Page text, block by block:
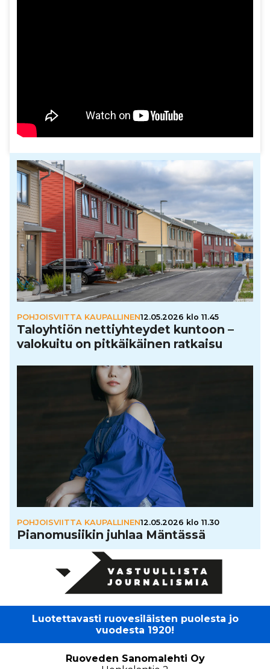
POHJOISVIITTA KAUPALLINEN12.05.2026 klo 11.45
Talo­yh­tiön net­tiyh­tey­det kuntoon –
valokuitu on pit­käi­käi­nen ratkaisu
POHJOISVIITTA KAUPALLINEN12.05.2026 klo 11.30
Pia­no­mu­sii­kin juhlaa Mäntässä
Luotettavasti ruovesiläisten puolesta jo
vuodesta 1920!
Ruoveden Sanomalehti Oy